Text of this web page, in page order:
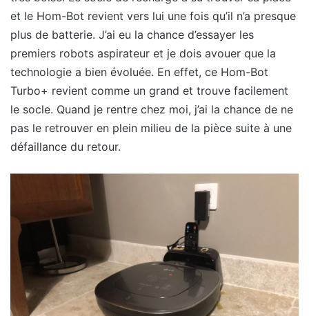
et le Hom-Bot revient vers lui une fois qu’il n’a presque
plus de batterie. J’ai eu la chance d’essayer les
premiers robots aspirateur et je dois avouer que la
technologie a bien évoluée. En effet, ce Hom-Bot
Turbo+ revient comme un grand et trouve facilement
le socle. Quand je rentre chez moi, j’ai la chance de ne
pas le retrouver en plein milieu de la pièce suite à une
défaillance du retour.